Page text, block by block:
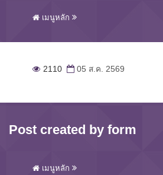
เมนูหลัก
2110 05 ส.ค. 2569
Post created by form
เมนูหลัก